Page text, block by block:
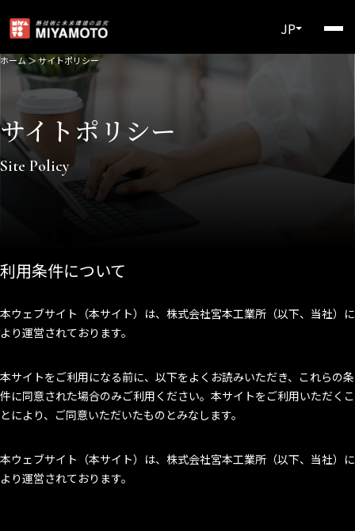
JP
ホーム＞サイトポリシー
サイトポリシー
Site Policy
利用条件について
本ウェブサイト（本サイト）は、株式会社宮本工業所（以下、当社）に
より運営されております。
本サイトをご利用になる前に、以下をよくお読みいただき、これらの条
件に同意された場合のみご利用ください。本サイトをご利用いただくこ
とにより、ご同意いただいたものとみなします。
本ウェブサイト（本サイト）は、株式会社宮本工業所（以下、当社）に
より運営されております。